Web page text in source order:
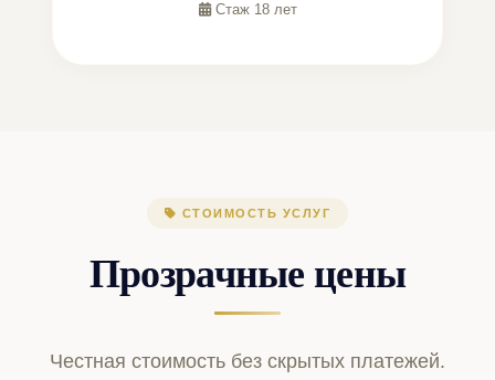
Стаж 18 лет
СТОИМОСТЬ УСЛУГ
Прозрачные цены
Честная стоимость без скрытых платежей.